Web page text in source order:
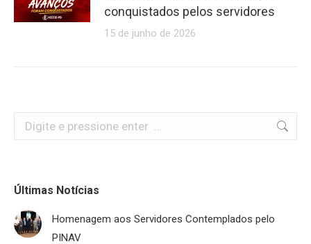
conquistados pelos servidores
15 de junho de 2026
Search:
Últimas Notícias
Homenagem aos Servidores Contemplados pelo
PINAV